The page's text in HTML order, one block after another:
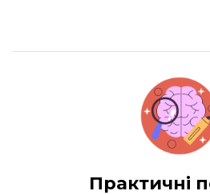
Практичні